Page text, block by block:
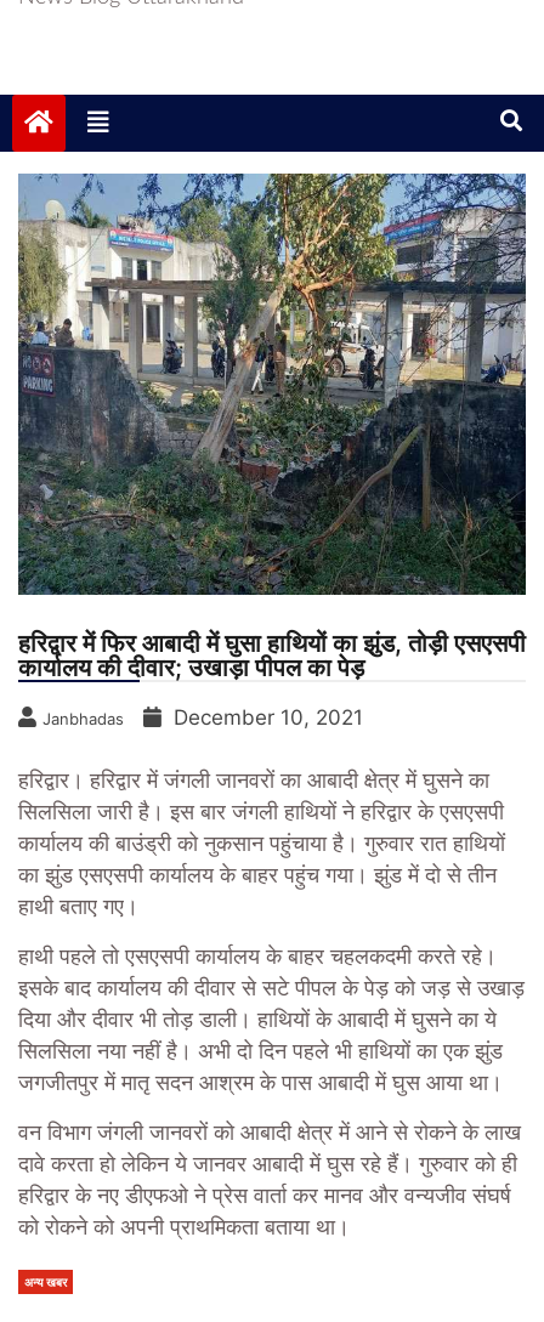
हरिद्वार में फिर आबादी में घुसा हाथियों का झुंड, तोड़ी एसएसपी
कार्यालय की दीवार; उखाड़ा पीपल का पेड़
Janbhadas December 10, 2021
हरिद्वार।हरिद्वार में जंगली जानवरों का आबादी क्षेत्र में घुसने का
सिलसिला जारी है। इस बार जंगली हाथियों ने हरिद्वार के एसएसपी
कार्यालय की बाउंड्री को नुकसान पहुंचाया है। गुरुवार रात हाथियों
का झुंड एसएसपी कार्यालय के बाहर पहुंच गया। झुंड में दो से तीन
हाथी बताए गए।
हाथी पहले तो एसएसपी कार्यालय के बाहर चहलकदमी करते रहे।
इसके बाद कार्यालय की दीवार से सटे पीपल के पेड़ को जड़ से उखाड़
दिया और दीवार भी तोड़ डाली। हाथियों के आबादी में घुसने का ये
सिलसिला नया नहीं है। अभी दो दिन पहले भी हाथियों का एक झुंड
जगजीतपुर में मातृ सदन आश्रम के पास आबादी में घुस आया था।
वन विभाग जंगली जानवरों को आबादी क्षेत्र में आने से रोकने के लाख
दावे करता हो लेकिन ये जानवर आबादी में घुस रहे हैं। गुरुवार को ही
हरिद्वार के नए डीएफओ ने प्रेस वार्ता कर मानव और वन्यजीव संघर्ष
को रोकने को अपनी प्राथमिकता बताया था।
अन्य खबर